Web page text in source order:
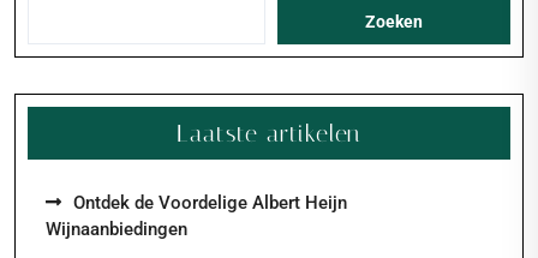
Zoeken
Laatste artikelen
Ontdek de Voordelige Albert Heijn
Wijnaanbiedingen